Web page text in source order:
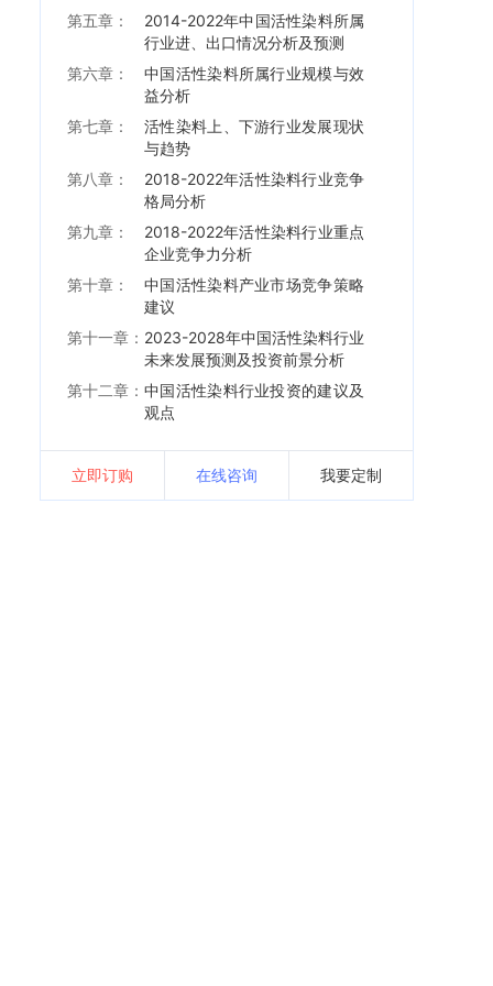
第五章：
2014-2022年中国活性染料所属
行业进、出口情况分析及预测
第六章：
中国活性染料所属行业规模与效
益分析
第七章：
活性染料上、下游行业发展现状
与趋势
第八章：
2018-2022年活性染料行业竞争
格局分析
第九章：
2018-2022年活性染料行业重点
企业竞争力分析
第十章：
中国活性染料产业市场竞争策略
建议
第十一章： 2023-2028年中国活性染料行业
未来发展预测及投资前景分析
第十二章： 中国活性染料行业投资的建议及
观点
立即订购 在线咨询 我要定制